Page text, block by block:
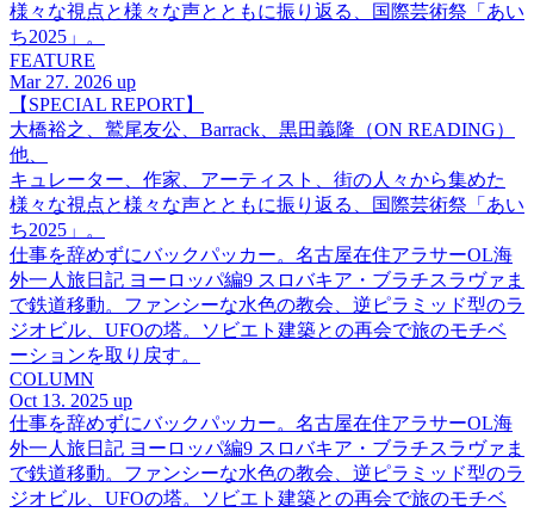
様々な視点と様々な声とともに振り返る、国際芸術祭「あい
ち2025」。
FEATURE
Mar 27. 2026 up
【SPECIAL REPORT】
大橋裕之、鷲尾友公、Barrack、黒田義隆（ON READING）
他、
キュレーター、作家、アーティスト、街の人々から集めた
様々な視点と様々な声とともに振り返る、国際芸術祭「あい
ち2025」。
仕事を辞めずにバックパッカー。名古屋在住アラサーOL海
外一人旅日記 ヨーロッパ編9 スロバキア・ブラチスラヴァま
で鉄道移動。ファンシーな水色の教会、逆ピラミッド型のラ
ジオビル、UFOの塔。ソビエト建築との再会で旅のモチベ
ーションを取り戻す。
COLUMN
Oct 13. 2025 up
仕事を辞めずにバックパッカー。名古屋在住アラサーOL海
外一人旅日記 ヨーロッパ編9 スロバキア・ブラチスラヴァま
で鉄道移動。ファンシーな水色の教会、逆ピラミッド型のラ
ジオビル、UFOの塔。ソビエト建築との再会で旅のモチベ